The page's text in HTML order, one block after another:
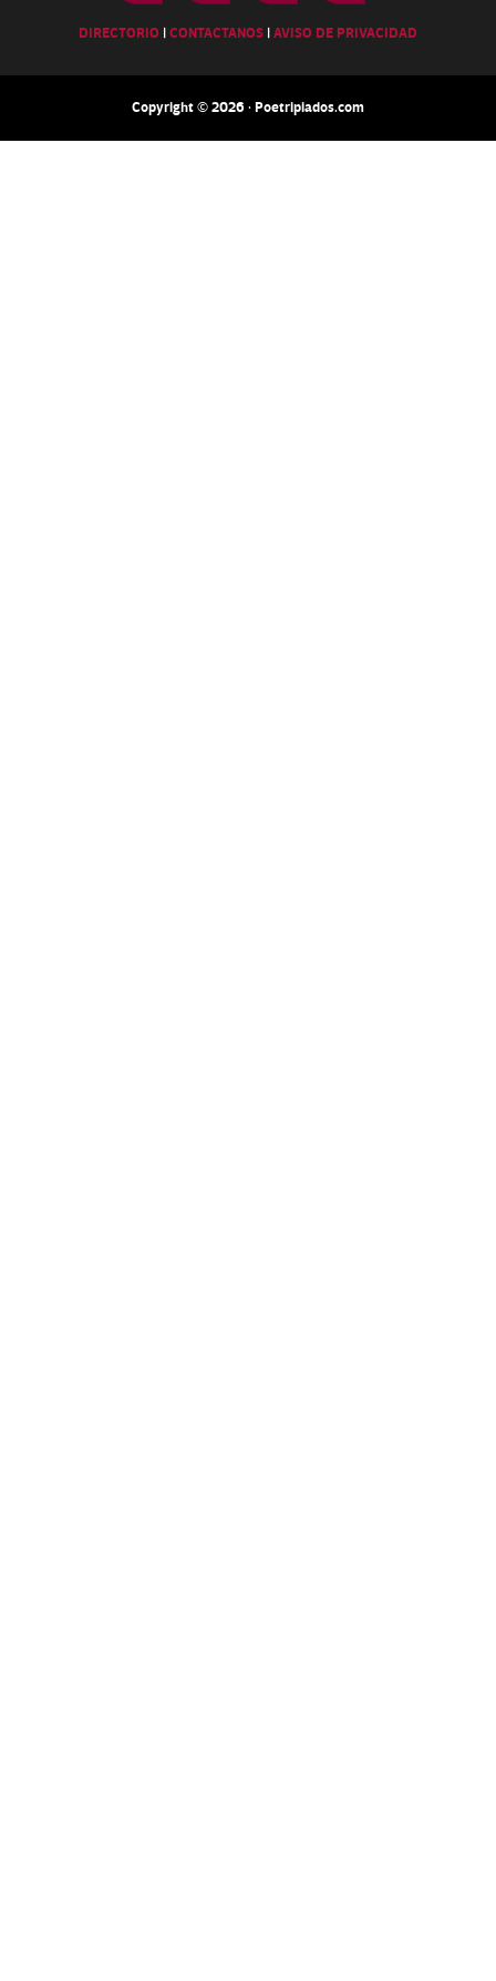
DIRECTORIO |CONTACTANOS |AVISO DE PRIVACIDAD
Copyright © 2026 · Poetripiados.com